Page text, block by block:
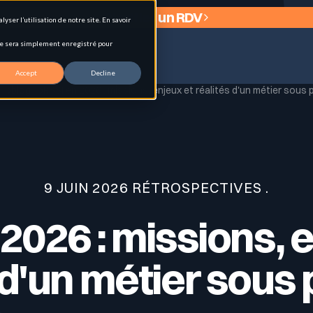
l’utilisation de notre site. En savoir
sera simplement enregistré pour
Accept Decline
Planifier un RDV
RSSI en 2026 : missions, enjeux et réalités d'un métier sous
9 JUIN 2026 RÉTROSPECTIVES .
: missions,
métier sous